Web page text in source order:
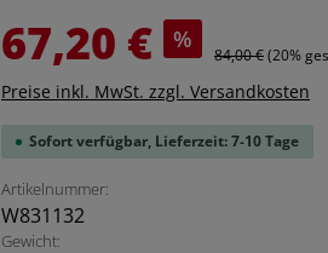
Verkaufspreis:
67,20 € %
Regulärer Preis:
84,00 €(20%
Preise inkl. MwSt. zzgl. Versandkosten
Sofort verfügbar, Lieferzeit: 7-10 Tage
Artikelnummer:
W831132
Gewicht: